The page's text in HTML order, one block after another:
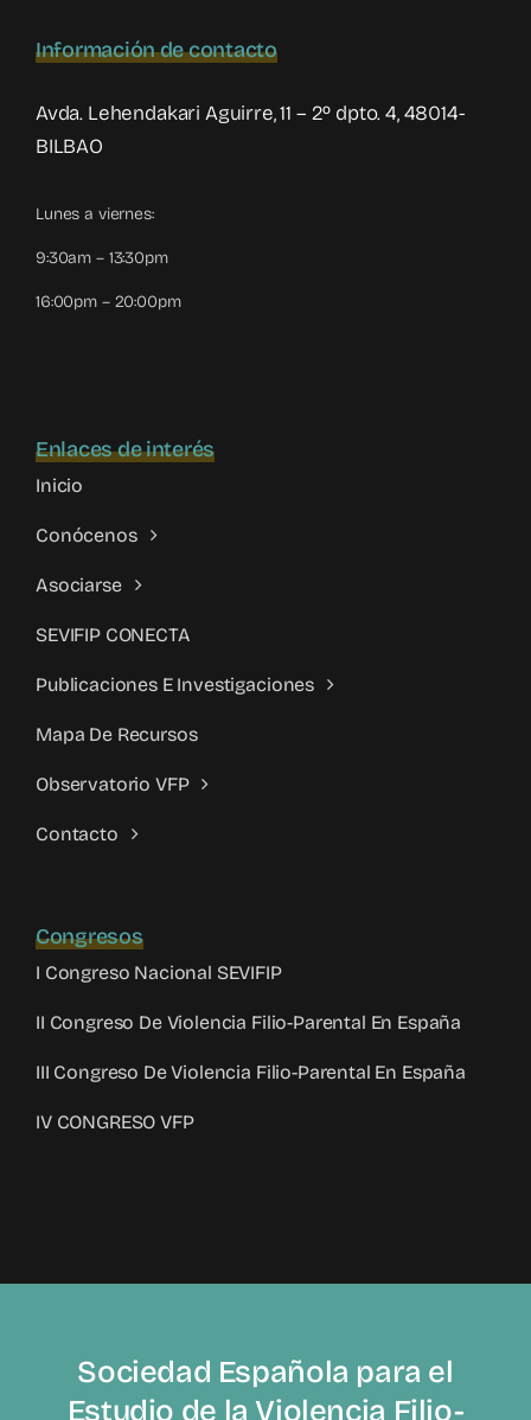
Información de contacto
Avda. Lehendakari Aguirre, 11 – 2º dpto. 4, 48014-
BILBAO
Lunes a viernes:
9:30am – 13:30pm
16:00pm – 20:00pm
Enlaces de interés
Inicio
Conócenos
Asociarse
SEVIFIP CONECTA
Publicaciones E Investigaciones
Mapa De Recursos
Observatorio VFP
Contacto
Congresos
I Congreso Nacional SEVIFIP
II Congreso De Violencia Filio-Parental En España
III Congreso De Violencia Filio-Parental En España
IV CONGRESO VFP
Sociedad Española para el
Estudio de la Violencia Filio-